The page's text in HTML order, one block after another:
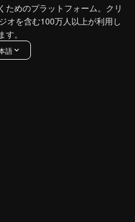
ためのプラットフォーム。クリ
オを含む100万人以上が利用し
す。
語